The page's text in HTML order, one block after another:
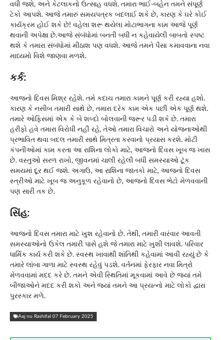
વધી જશે, અને કેટલાકનો ઉત્સાહ વધશે. તમારા ભાઈ-બહેન તમને સંપૂર્ણ
ટેકો આપશે. આજે તમારું સમયપત્રક બદલાઈ શકે છે, કારણ કે ઘરે કોઈ
કાર્યક્રમ હોઈ શકે છે! વહેલા શરૂ થયેલા મોટાભાગના કામ આજે પૂર્ણ
થવાની અપેક્ષા છે.આજે સંબંધોમાં બનતી બધી ન કહેવાયેલી બાબતો સ્પષ્ટ
થશે કે તમારા સંબંધોમાં મીઠાશ પણ વધશે. આજે તમને પૈસા કમાવવાના નવા
માધ્યમો વિશે જાણવા મળશે.
કર્ક:
આજનો દિવસ મિશ્ર રહેશે. તમે કદાચ તમારા કામને પૂર્ણ કરી રહ્યા હશો.
કારણ કે નસીબ તમારી સાથે છે, તમારા દરેક કામ એક પછી એક પૂર્ણ થશે.
તમારે ઓફિસમાં એક કે બે શબ્દો બોલવાની જરૂર પડી શકે છે. તમારા
હરીફો હવે તમારા વિરોધી નહીં રહે, તેઓ તમારા વિચારો અને યોજનાઓથી
પ્રભાવિત થવા બદલ તમારી સાથે મિત્રતા કરવાનો પ્રયાસ કરશે. મોટી
કંપનીઓમાં કામ કરતા આ રાશિના લોકો માટે, આજનો દિવસ ખૂબ જ ખાસ
છે. વસ્તુઓ સરળ રાખો, જીવનમાં ચાલી રહેલી બધી સમસ્યાઓ ટૂંક
સમયમાં દૂર થઈ જશે. અગાઉ, આ રાશિના જાતકો માટે, આજનો દિવસ
સ્ત્રીઓ માટે ખૂબ જ અનુકૂળ રહેવાનો છે, આજનો દિવસ ભેટો મેળવવાની
પણ સારી તક છે.
સિંહ:
આજનો દિવસ તમારા માટે ખુશ રહેવાનો છે. તેથી, તમારી વારંવાર આવતી
સમસ્યાઓનો ઉકેલ તમારી પાસે હશે જે તમારા માટે ખુશી લાવશે. પરિવાર
ધાર્મિક કાર્ય કરી શકે છે. સ્વસ્થ ખાવાથી શાંતિથી કહેવામાં આવી રહ્યું છે કે
તમારે લાંબા ગાળા માટે સ્વસ્થ રહેવું પડશે. વર્તનમાં ફેરફાર નવા મિત્રો
મેળવવામાં મદદ કરે છે. તમને એવી સ્થિતિમાં મૂકવામાં આવે છે જ્યાં તમે
બીજાઓને મદદ કરી શકો અને જ્યાં તમને આ પ્રયત્નો માટે લોકો દ્વારા
પુરસ્કાર મળે.
Aaj nu Rashifal 07 February 2025